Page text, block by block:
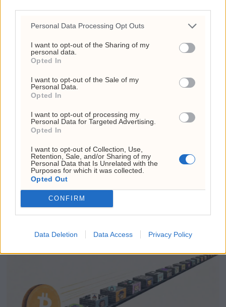
Personal Data Processing Opt Outs
I want to opt-out of the Sharing of my
personal data.
Opted In
I want to opt-out of the Sale of my
Personal Data.
Opted In
I want to opt-out of processing my
Personal Data for Targeted Advertising.
Opted In
I want to opt-out of Collection, Use,
Retention, Sale, and/or Sharing of my
Personal Data that Is Unrelated with the
Purposes for which it was collected.
Opted Out
CONFIRM
Data Deletion Data Access Privacy Policy
«Vestens fakkel» reises